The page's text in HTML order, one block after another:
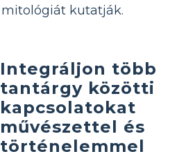
mitológiát kutatják.
Integráljon több
tantárgy közötti
kapcsolatokat
művészettel és
történelemmel